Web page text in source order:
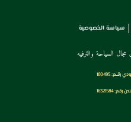
سياسة الخصوصية
السياحة والترفيه
160495
16321584